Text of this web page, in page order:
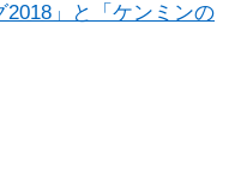
2018」と「ケンミンの